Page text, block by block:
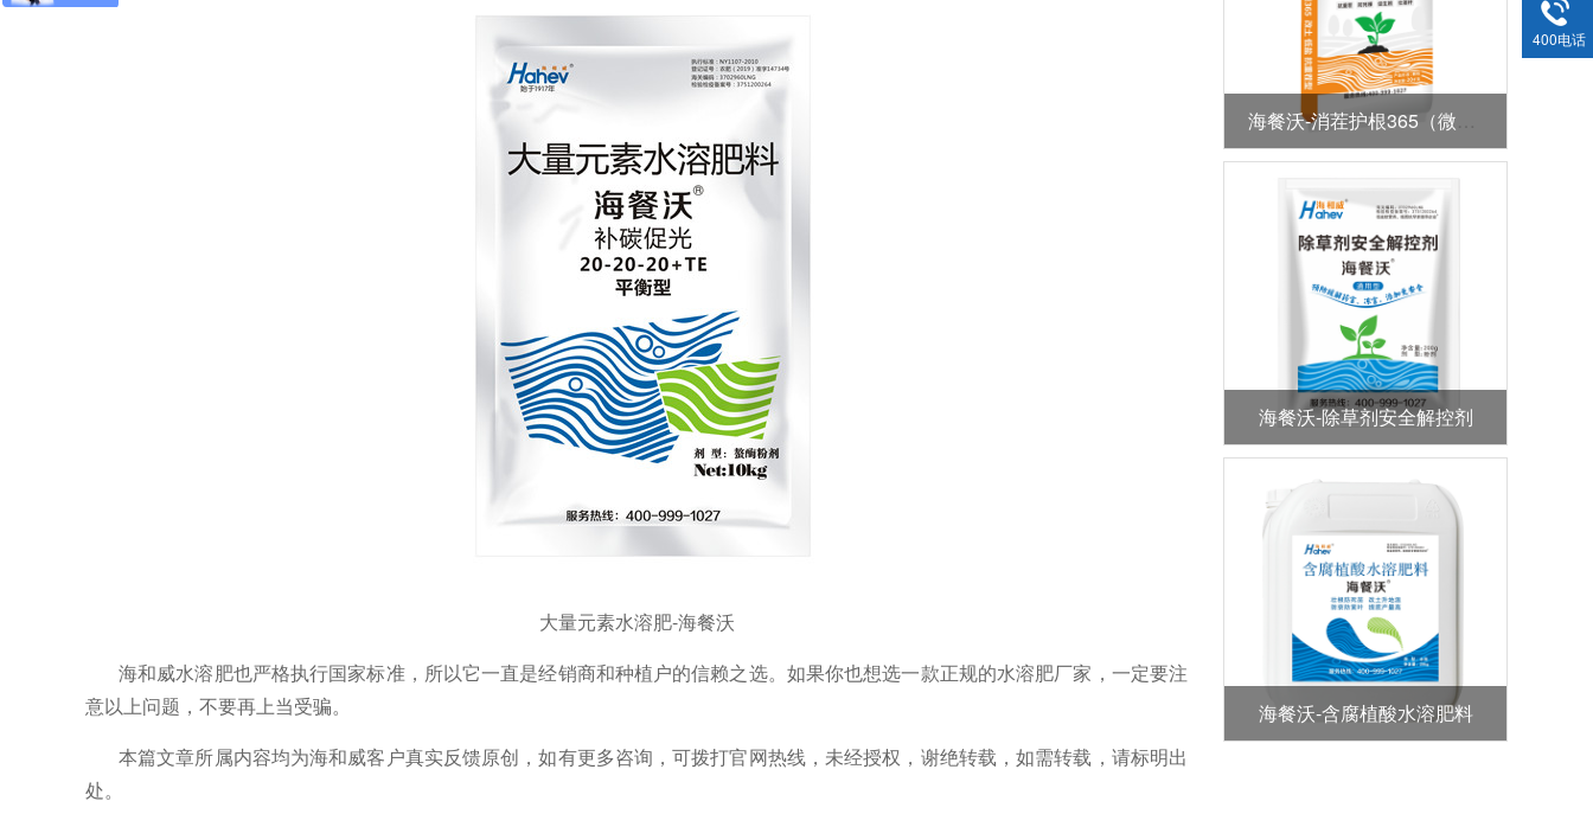
大量元素水溶肥-海餐沃
海和威水溶肥也严格执行国家标准，所以它一直是经销商和种植户的信赖之选。如果你也想选一款正规的水溶肥厂家，一定要注
意以上问题，不要再上当受骗。
本篇文章所属内容均为海和威客户真实反馈原创，如有更多咨询，可拨打官网热线，未经授权，谢绝转载，如需转载，请标明出
处。
海餐沃-消茬护根365（微生物菌剂）
海餐沃-除草剂安全解控剂
海餐沃-含腐植酸水溶肥料
400电话